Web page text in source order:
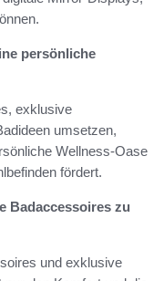
persönliche
exklusive
umsetzen,
Wellness-Oase
fördert.
Badaccessoires zu
und exklusive